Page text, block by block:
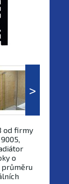
od firmy
o
průměru